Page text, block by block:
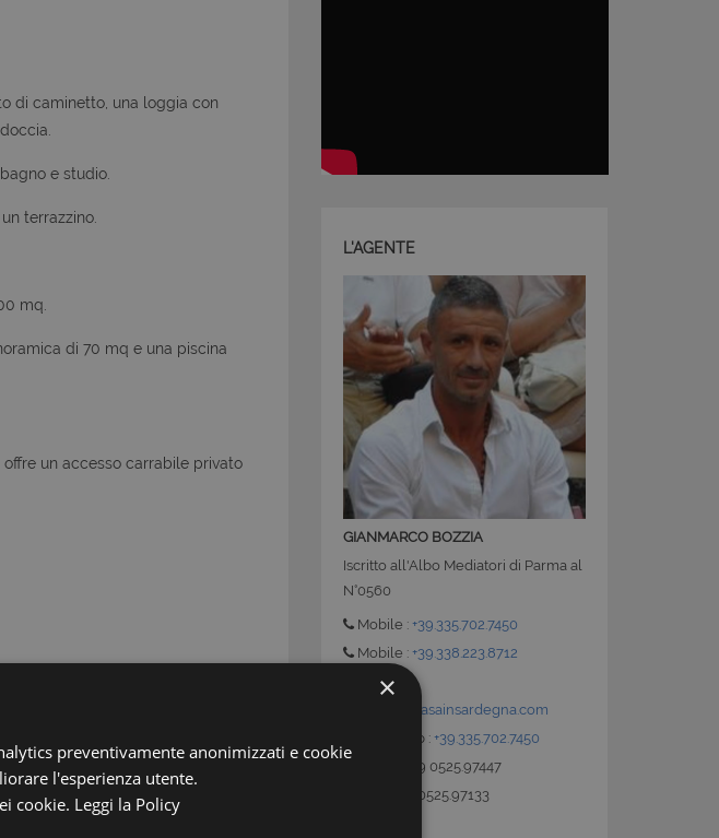
di caminetto, una loggia con
e studio.
terrazzino.
mq.
di 70 mq e una piscina
un accesso carrabile privato
clienti interessati a questo o
sono fornite a titolo
L'AGENTE
GIANMARCO BOZZIA
Iscritto all'Albo Mediatori di Parma al
N°0560
Mobile : +39.335.702.7450
Mobile : +39.338.223.8712
E-Mail:
info@latuacasainsardegna.com
Whatsapp :+39.335.702.7450
Ufficio : +39 0525.97447
Fax : +39 0525.97133
×
preventivamente anonimizzati e cookie
l'esperienza utente.
cookie. Leggi la Policy